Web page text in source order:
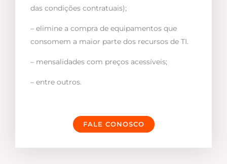
das condições contratuais);
– elimine a compra de equipamentos que
consomem a maior parte dos recursos de TI.
– mensalidades com preços acessíveis;
– entre outros.
FALE CONOSCO